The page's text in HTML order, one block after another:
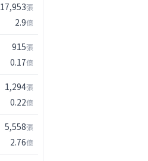
17,953張
2.9億
915張
0.17億
1,294張
0.22億
5,558張
2.76億